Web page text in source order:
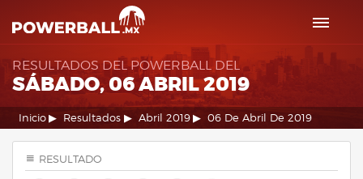
RESULTADOS DEL POWERBALL DEL
SÁBADO, 06 ABRIL 2019
Inicio Resultados Abril 2019 06 De Abril De 2019
RESULTADO